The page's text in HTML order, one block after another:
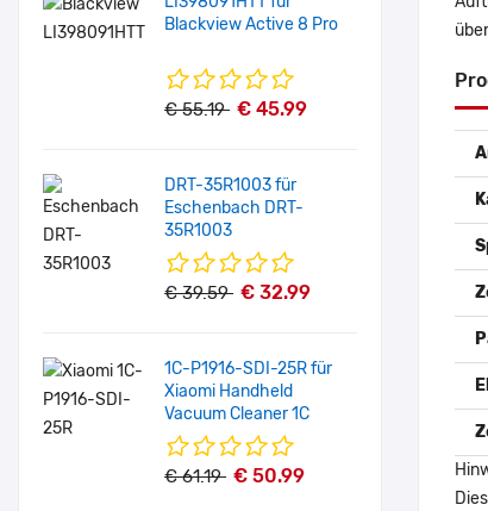
Blackview Active 8 Pro
€ 55.19 € 45.99
DRT-35R1003 für
Eschenbach DRT-
35R1003
€ 39.59 € 32.99
1C-P1916-SDI-25R für
Xiaomi Handheld
Vacuum Cleaner 1C
€ 61.19 € 50.99